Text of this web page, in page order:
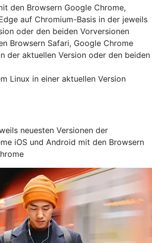
den Browsern Google Chrome,
auf Chromium-Basis in der jeweils
oder den beiden Vorversionen
Browsern Safari, Google Chrome
der aktuellen Version oder den beiden
Linux in einer aktuellen Version
neuesten Versionen der
iOS und Android mit den Browsern